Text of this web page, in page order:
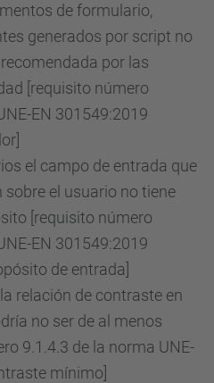
de formulario,
generados por script no
por las
[requisito número
EN 301549:2019
el campo de entrada que
el usuario no tiene
[requisito número
EN 301549:2019
de entrada]
relación de contraste en
no ser de al menos
9.1.4.3 de la norma UNE-
mínimo]